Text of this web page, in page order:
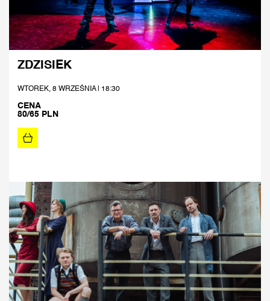
ZDZISIEK
WTOREK, 8 WRZEŚNIA | 18:30
CENA
80/65 PLN